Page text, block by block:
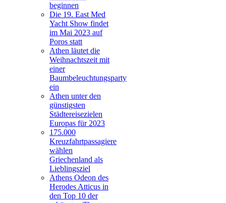
beginnen
Die 19. East Med
Yacht Show findet
im Mai 2023 auf
Poros statt
Athen läutet die
Weihnachtszeit mit
einer
Baumbeleuchtungsparty
ein
Athen unter den
günstigsten
Städtereisezielen
Europas für 2023
175.000
Kreuzfahrtpassagiere
wählen
Griechenland als
Lieblingsziel
Athens Odeon des
Herodes Atticus in
den Top 10 der